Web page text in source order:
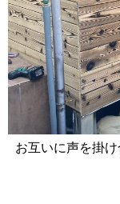
お互いに声を掛